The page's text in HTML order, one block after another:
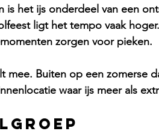
is het ijs onderdeel van een
ligt het tempo vaak
zorgen voor pieken.
mee. Buiten op een zomerse
waar ijs meer als